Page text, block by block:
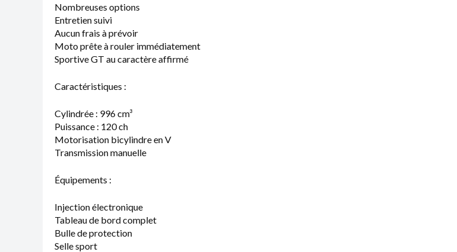
Nombreuses options
Entretien suivi
Aucun frais à prévoir
Moto prête à rouler immédiatement
Sportive GT au caractère affirmé
Caractéristiques :
Cylindrée : 996 cm³
Puissance : 120 ch
Motorisation bicylindre en V
Transmission manuelle
Équipements :
Injection électronique
Tableau de bord complet
Bulle de protection
Selle sport